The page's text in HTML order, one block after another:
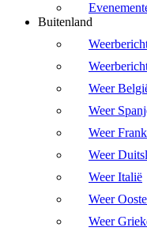
Buitenland
Weer
Weer
Weer
Weer
Weer Italië
Weer
Weer